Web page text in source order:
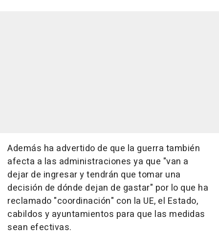
Además ha advertido de que la guerra también
afecta a las administraciones ya que "van a
dejar de ingresar y tendrán que tomar una
decisión de dónde dejan de gastar" por lo que ha
reclamado "coordinación" con la UE, el Estado,
cabildos y ayuntamientos para que las medidas
sean efectivas.